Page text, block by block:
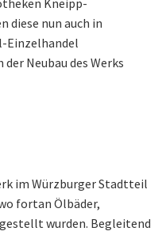
Kneipp-
diese nun auch in
Einzelhandel
Neubau des Werks
im Würzburger Stadtteil
fortan Ölbäder,
wurden. Begleitend